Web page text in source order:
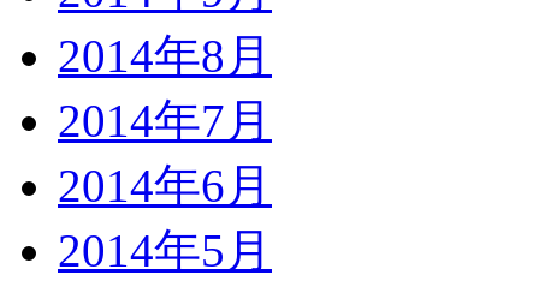
2014年8月
2014年7月
2014年6月
2014年5月